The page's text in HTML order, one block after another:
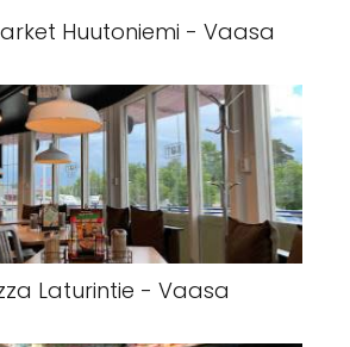
Huutoniemi - Vaasa
Laturintie - Vaasa